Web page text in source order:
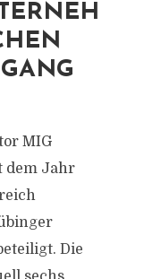
MIG
dem Jahr
Die